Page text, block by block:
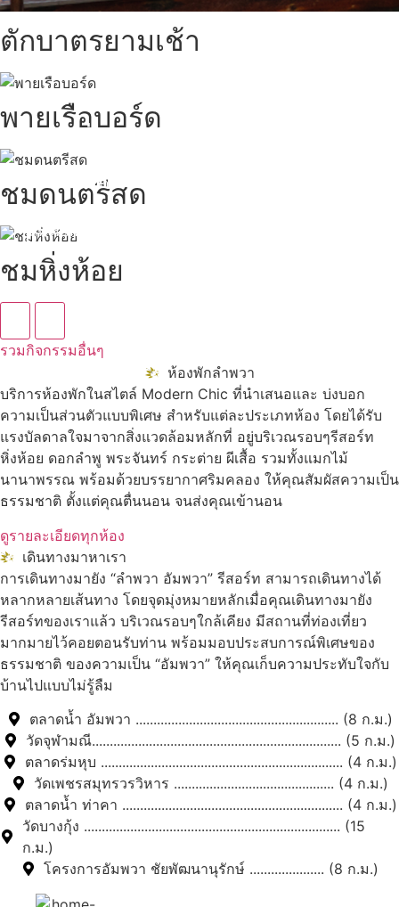
นับหิ่งห้อย ร้อยลำพู ดูพระจันทร์
ตักบาตรยามเช้า
พายเรือบอร์ด
ชมดนตรีสด
ชมหิ่งห้อย
รวมกิจกรรมอื่นๆ
ห้องพักลำพวา
บริการห้องพักในสไตล์ Modern Chic ที่นำเสนอและ บ่งบอก
ความเป็นส่วนตัวแบบพิเศษ สำหรับแต่ละประเภทห้อง โดยได้รับ
แรงบัลดาลใจมาจากสิ่งแวดล้อมหลักที่ อยู่บริเวณรอบๆรีสอร์ท
หิ่งห้อย ดอกลำพู พระจันทร์ กระต่าย ผีเสื้อ รวมทั้งแมกไม้
นานาพรรณ พร้อมด้วยบรรยากาศริมคลอง ให้คุณสัมผัสความเป็น
ธรรมชาติ ตั้งแต่คุณตื่นนอน จนส่งคุณเข้านอน
ดูรายละเอียดทุกห้อง
เดินทางมาหาเรา
การเดินทางมายัง “ลำพวา อัมพวา” รีสอร์ท สามารถเดินทางได้
หลากหลายเส้นทาง โดยจุดมุ่งหมายหลักเมื่อคุณเดินทางมายัง
รีสอร์ทของเราแล้ว บริเวณรอบๆใกล้เคียง มีสถานที่ท่องเที่ยว
มากมายไว้คอยตอนรับท่าน พร้อมมอบประสบการณ์พิเศษของ
ธรรมชาติ ของความเป็น “อัมพวา” ให้คุณเก็บความประทับใจกับ
บ้านไปแบบไม่รู้ลืม
ตลาดน้ำ อัมพวา ......................................................... (8 ก.ม.)
วัดจุฬามณี...................................................................... (5 ก.ม.)
ตลาดร่มหุบ .................................................................... (4 ก.ม.)
วัดเพชรสมุทรวรวิหาร ............................................. (4 ก.ม.)
ตลาดน้ำ ท่าคา .............................................................. (4 ก.ม.)
วัดบางกุ้ง ........................................................................ (15
ก.ม.)
โครงการอัมพวา ชัยพัฒนานุรักษ์ ..................... (8 ก.ม.)
"ตลาดน้ำอัมพวา"
ดูทั้งหมด